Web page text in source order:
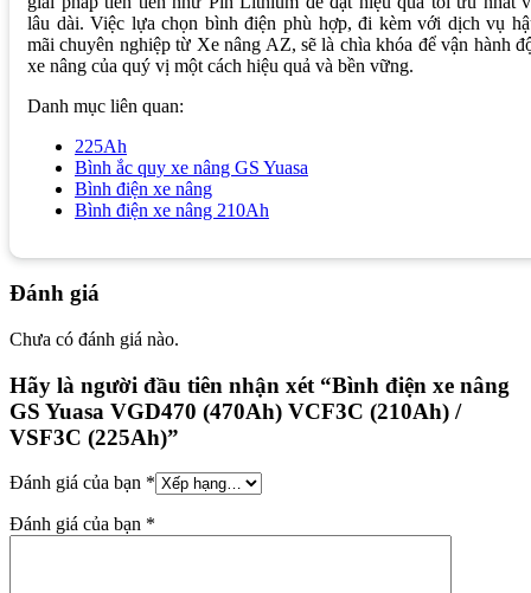
lâu dài. Việc lựa chọn bình điện phù hợp, đi kèm với dịch vụ
mãi chuyên nghiệp từ Xe nâng AZ, sẽ là chìa khóa để vận hành
xe nâng của quý vị một cách hiệu quả và bền vững.
Danh mục liên quan:
225Ah
Bình ắc quy xe nâng GS Yuasa
Bình điện xe nâng
Bình điện xe nâng 210Ah
Đánh giá
Chưa có đánh giá nào.
Hãy là người đầu tiên nhận xét “Bình điện xe nâng
GS Yuasa VGD470 (470Ah) VCF3C (210Ah) /
VSF3C (225Ah)”
Đánh giá của bạn *
Đánh giá của bạn *